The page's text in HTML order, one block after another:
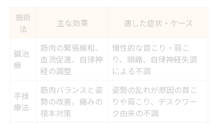
施術
法
主な効果 適した症状・ケース
鍼治
療
筋肉の緊張緩和、
血流促進、自律神
経の調整
慢性的な首こり・肩こ
り、頭痛、自律神経失調
による不調
手技
療法
筋肉バランスと姿
勢の改善、痛みの
根本対策
姿勢の乱れが原因の首こ
りや肩こり、デスクワー
ク由来の不調